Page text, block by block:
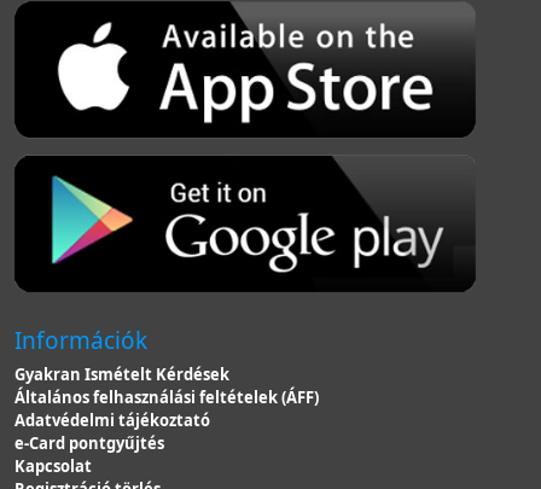
Információk
Gyakran Ismételt Kérdések
Általános felhasználási feltételek (ÁFF)
Adatvédelmi tájékoztató
e-Card pontgyűjtés
Kapcsolat